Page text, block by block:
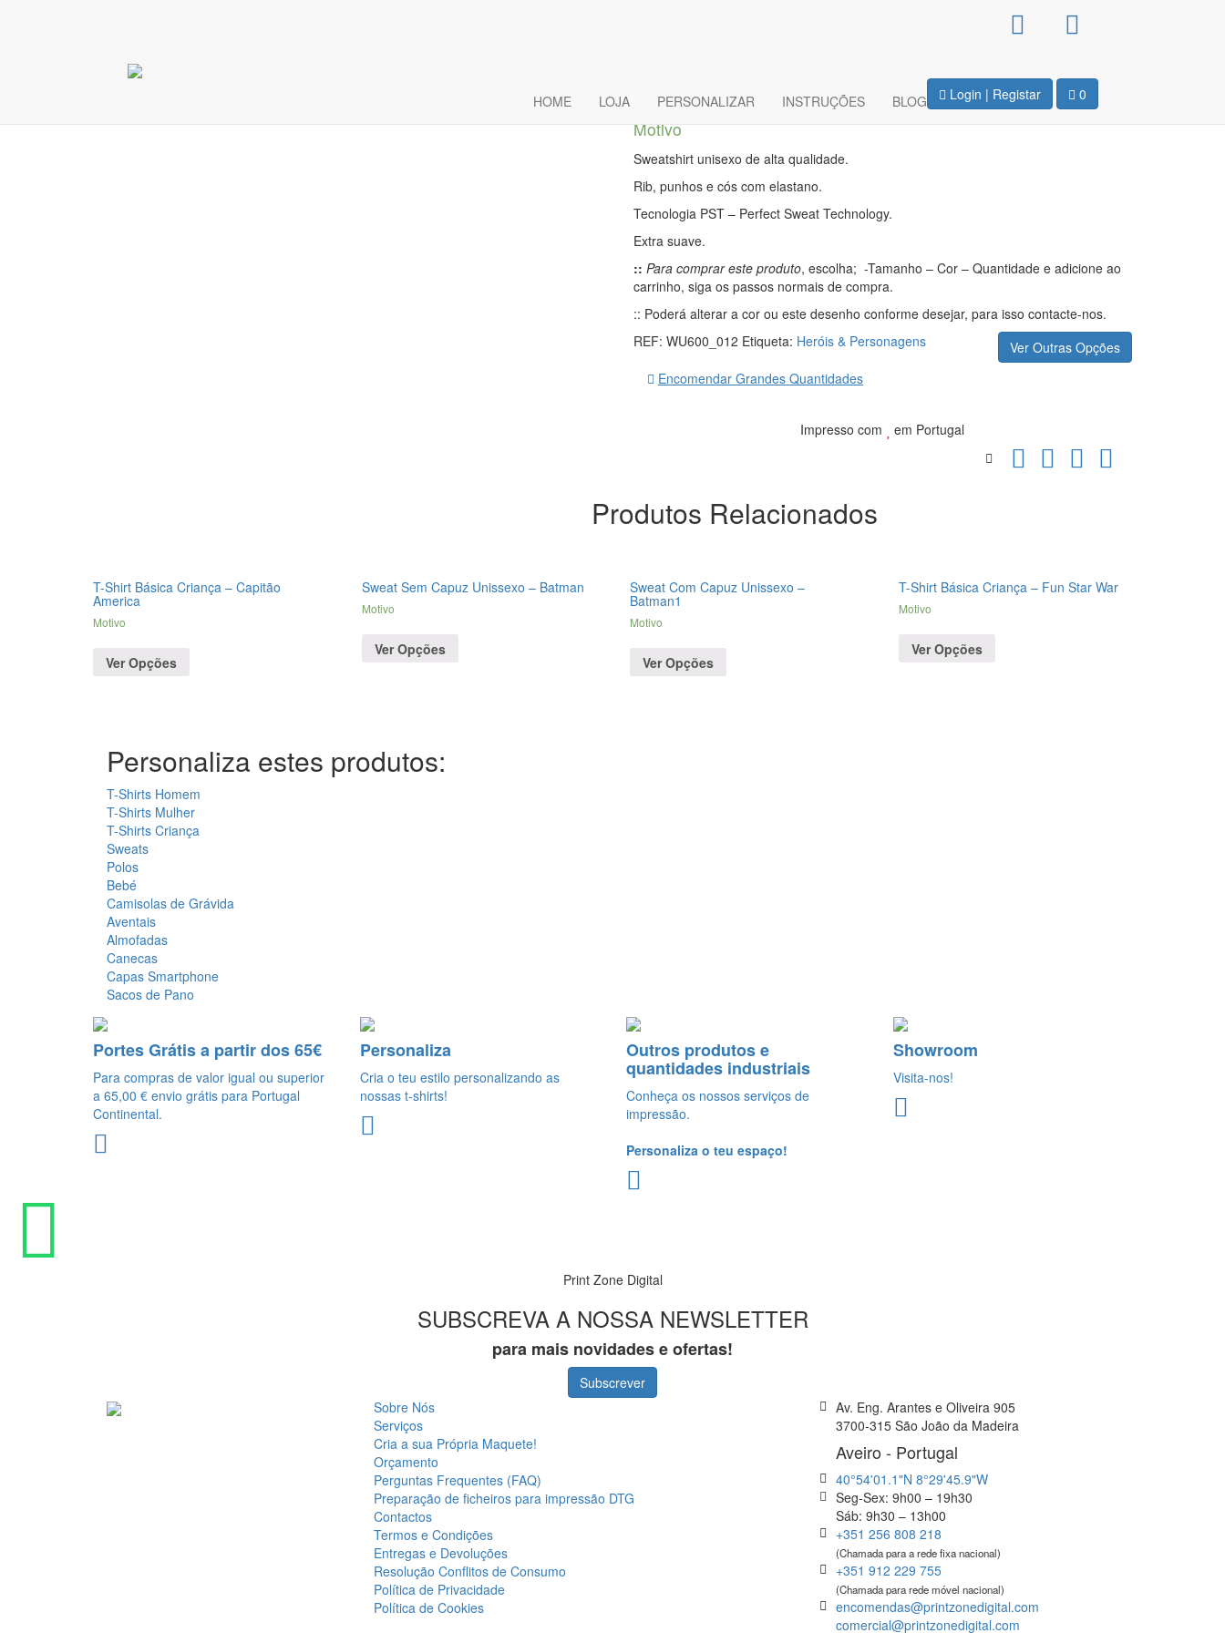
Login | Registar 0
HOME LOJA PERSONALIZAR INSTRUÇÕES BLOG
Batman1
Motivo
Sweatshirt unisexo de alta qualidade.
Rib, punhos e cós com elastano.
Tecnologia PST – Perfect Sweat Technology.
Extra suave.
:: Para comprar este produto, escolha; -Tamanho – Cor – Quantidade e adicione ao
carrinho, siga os passos normais de compra.
:: Poderá alterar a cor ou este desenho conforme desejar, para isso contacte-nos.
Ver Outras Opções
REF: WU600_012 Etiqueta: Heróis & Personagens
Encomendar Grandes Quantidades
Impresso com em Portugal
Produtos Relacionados
T-Shirt Básica Criança – Capitão
America
Motivo
Ver Opções
Sweat Sem Capuz Unissexo – Batman
Motivo
Ver Opções
Sweat Com Capuz Unissexo –
Batman1
Motivo
Ver Opções
T-Shirt Básica Criança – Fun Star War
Motivo
Ver Opções
Personaliza estes produtos:
T-Shirts Homem
T-Shirts Mulher
T-Shirts Criança
Sweats
Polos
Bebé
Camisolas de Grávida
Aventais
Almofadas
Canecas
Capas Smartphone
Sacos de Pano
Portes Grátis a partir dos 65€
Para compras de valor igual ou superior
a 65,00 € envio grátis para Portugal
Continental.
Personaliza
Cria o teu estilo personalizando as
nossas t-shirts!
Outros produtos e
quantidades industriais
Conheça os nossos serviços de
impressão.
Personaliza o teu espaço!
Showroom
Visita-nos!
Print Zone Digital
SUBSCREVA A NOSSA NEWSLETTER
para mais novidades e ofertas!
Subscrever
Sobre Nós
Serviços
Cria a sua Própria Maquete!
Orçamento
Perguntas Frequentes (FAQ)
Preparação de ficheiros para impressão DTG
Contactos
Termos e Condições
Entregas e Devoluções
Resolução Conflitos de Consumo
Política de Privacidade
Política de Cookies
Av. Eng. Arantes e Oliveira 905
3700-315 São João da Madeira
Aveiro - Portugal
40°54'01.1"N 8°29'45.9"W
Seg-Sex: 9h00 – 19h30
Sáb: 9h30 – 13h00
+351 256 808 218
(Chamada para a rede fixa nacional)
+351 912 229 755
(Chamada para rede móvel nacional)
encomendas@printzonedigital.com
comercial@printzonedigital.com